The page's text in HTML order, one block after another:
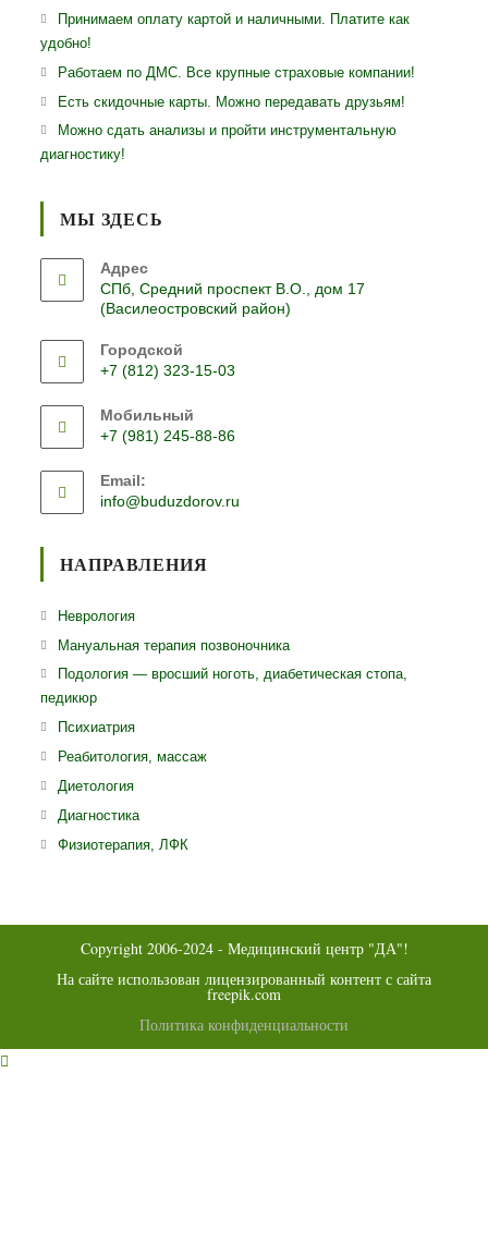
Принимаем оплату картой и наличными. Платите как
удобно!
Работаем по ДМС. Все крупные страховые компании!
Есть скидочные карты. Можно передавать друзьям!
Можно сдать анализы и пройти инструментальную
диагностику!
МЫ ЗДЕСЬ
Адрес
СПб, Средний проспект В.О., дом 17
(Василеостровский район)
Городской
+7 (812) 323-15-03
в
вашем
Мобильный
+7 (981) 245-88-86
в
вашем
Email:
info@buduzdorov.ru
НАПРАВЛЕНИЯ
НеврологияОткроется
в
Мануальная терапия позвоночникаОткроется
в
Подология — вросший ноготь, диабетическая стопа,
педикюр
ПсихиатрияОткроется
в
Реабитология, массажОткроется
ДиетологияОткроется
в
ДиагностикаОткроется
в
Физиотерапия, ЛФК
Copyright 2006-2024 - Медицинский центр "ДА"!
На сайте использован лицензированный контент с сайта
freepik.com
Политика конфиденциальности